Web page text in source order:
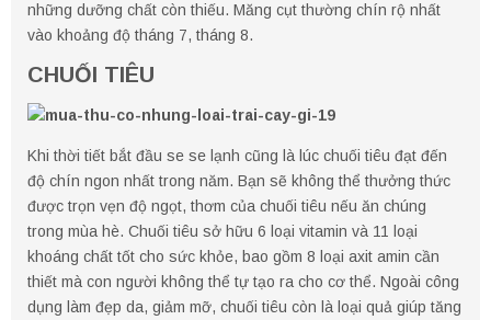
những dưỡng chất còn thiếu. Măng cụt thường chín rộ nhất
vào khoảng độ tháng 7, tháng 8.
CHUỐI TIÊU
Khi thời tiết bắt đầu se se lạnh cũng là lúc chuối tiêu đạt đến
độ chín ngon nhất trong năm. Bạn sẽ không thể thưởng thức
được trọn vẹn độ ngọt, thơm của chuối tiêu nếu ăn chúng
trong mùa hè. Chuối tiêu sở hữu 6 loại vitamin và 11 loại
khoáng chất tốt cho sức khỏe, bao gồm 8 loại axit amin cần
thiết mà con người không thể tự tạo ra cho cơ thể. Ngoài công
dụng làm đẹp da, giảm mỡ, chuối tiêu còn là loại quả giúp tăng